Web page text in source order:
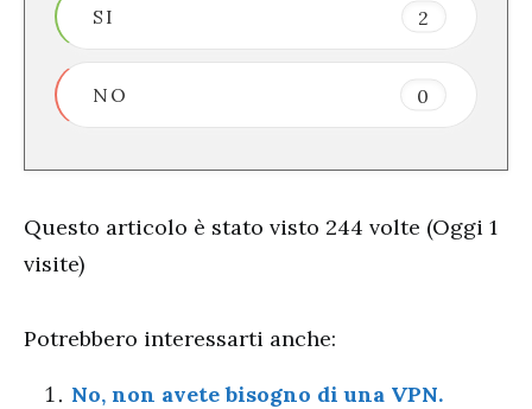
SI 2
NO 0
Questo articolo è stato visto 244 volte (Oggi 1
visite)
Potrebbero interessarti anche:
No, non avete bisogno di una VPN.